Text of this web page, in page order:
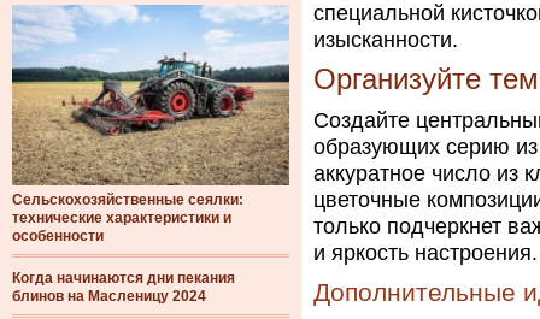
Сельскохозяйственные сеялки:
технические характеристики и
особенности
Когда начинаются дни пекания
блинов на Масленицу 2024
специальной
изысканности.
Организуйте
Создайте
образующих серию
аккуратное число из
цветочные
только подчеркнет
и яркость настроения.
Дополнительные